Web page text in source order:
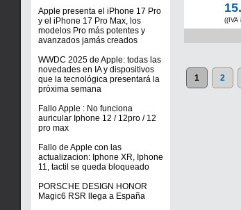
Apple presenta el iPhone 17 Pro
y el iPhone 17 Pro Max, los
modelos Pro más potentes y
avanzados jamás creados
WWDC 2025 de Apple: todas las
novedades en IA y dispositivos
que la tecnológica presentará la
próxima semana
Fallo Apple : No funciona
auricular Iphone 12 / 12pro / 12
pro max
Fallo de Apple con las
actualizacion: Iphone XR, Iphone
11, tactil se queda bloqueado
PORSCHE DESIGN HONOR
Magic6 RSR llega a España
((IVA
1 2